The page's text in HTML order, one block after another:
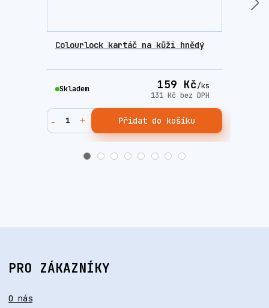
Colourlock kartáč na kůži hnědý
159 Kč/ks
131 Kč bez DPH
Skladem
Přidat do košíku
PRO ZÁKAZNÍKY
O nás